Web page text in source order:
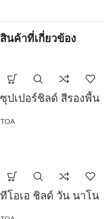
สินค้าที่เกี่ยวข้อง
ซุปเปอร์ชิลด์ สีรองพื้น
TOA
ทีโอเอ ชิลด์ วัน นาโน